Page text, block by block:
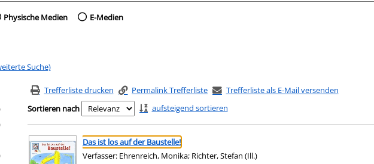
die Medienart nach der Sie suchen wollen.
Physische Medien E-Medien
Suche)
Trefferliste drucken Permalink Trefferliste
Trefferliste als E-Mail versenden
Sortieren nach
aufsteigend sortieren
Suchergebnis
Zu den Suchfiltern springen
Das ist los auf der Baustelle!
Verfasser: Ehrenreich, Monika; Richter, Stefan (Ill.)